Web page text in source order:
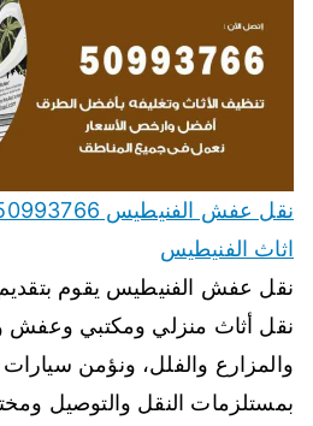
اثاث الفنيطيس
نقل عفش الفنيطيس يقوم
نقل أثاث منزلي ومكتبي وعفش
والمزارع والفلل، ونؤمن
بمستلزمات النقل والتوصيل